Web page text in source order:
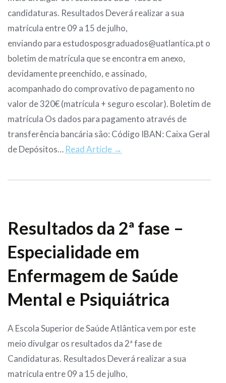
candidaturas. Resultados Deverá realizar a sua
matrícula entre 09 a 15 de julho,
enviando para estudosposgraduados@uatlantica.pt o
boletim de matrícula que se encontra em anexo,
devidamente preenchido, e assinado,
acompanhado do comprovativo de pagamento no
valor de 320€ (matrícula + seguro escolar). Boletim de
matrícula Os dados para pagamento através de
transferência bancária são: Código IBAN: Caixa Geral
de Depósitos… Read Article →
Resultados da 2ª fase –
Especialidade em
Enfermagem de Saúde
Mental e Psiquiátrica
A Escola Superior de Saúde Atlântica vem por este
meio divulgar os resultados da 2ª fase de
Candidaturas. Resultados Deverá realizar a sua
matrícula entre 09 a 15 de julho,